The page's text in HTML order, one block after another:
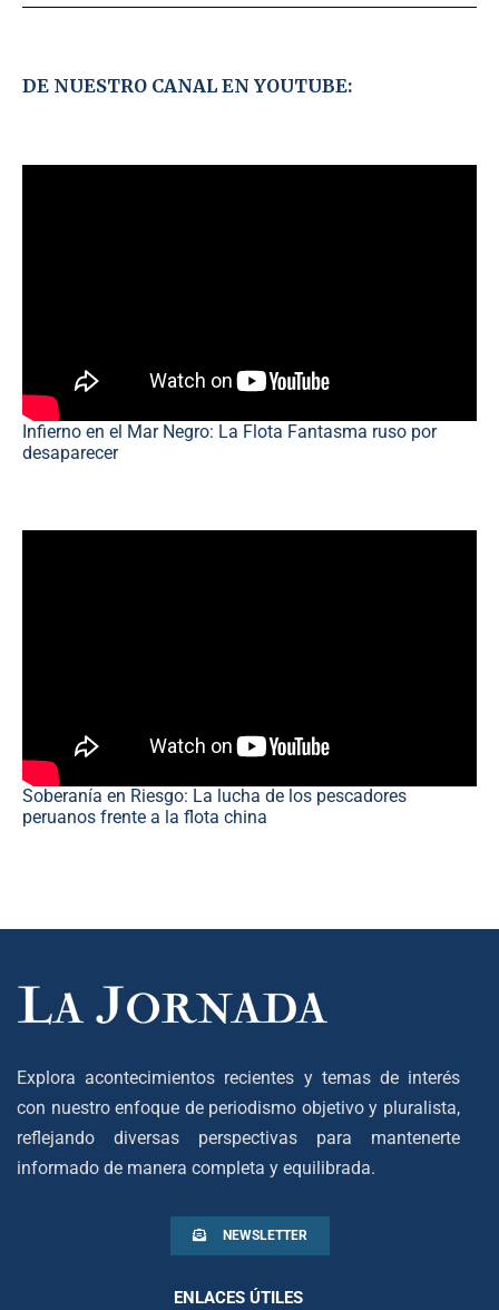
DE NUESTRO CANAL EN YOUTUBE:
Infierno en el Mar Negro: La Flota Fantasma ruso por
desaparecer
Soberanía en Riesgo: La lucha de los pescadores
peruanos frente a la flota china
Explora acontecimientos recientes y temas de interés
con nuestro enfoque de periodismo objetivo y pluralista,
reflejando diversas perspectivas para mantenerte
informado de manera completa y equilibrada.
NEWSLETTER
ENLACES ÚTILES